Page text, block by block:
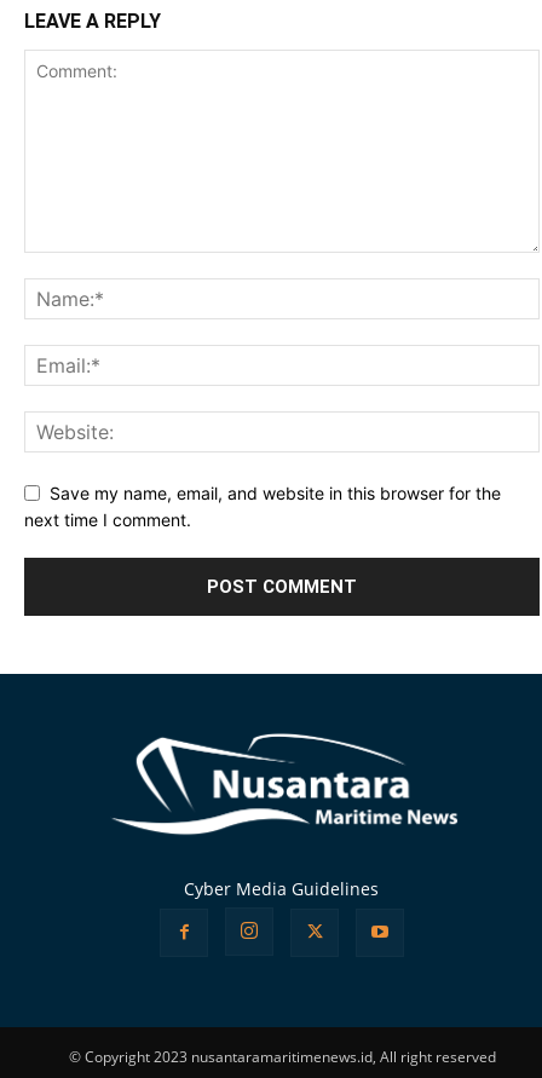
LEAVE A REPLY
Save my name, email, and website in this browser for the
next time I comment.
Cyber Media Guidelines
© Copyright 2023 nusantaramaritimenews.id, All right reserved